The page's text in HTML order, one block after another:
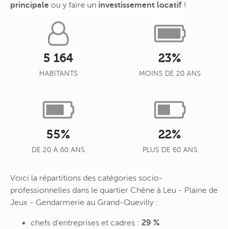
principale ou y faire un investissement locatif !
5 164
HABITANTS
23%
MOINS DE 20 ANS
55%
DE 20 À 60 ANS
22%
PLUS DE 60 ANS
Voici la répartitions des catégories socio-
professionnelles dans le quartier Chêne à Leu - Plaine de
Jeux - Gendarmerie au Grand-Quevilly :
chefs d'entreprises et cadres : 29 %